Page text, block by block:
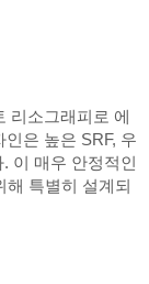
리소그래피로 에
은 높은 SRF, 우
이 매우 안정적인
해 특별히 설계되